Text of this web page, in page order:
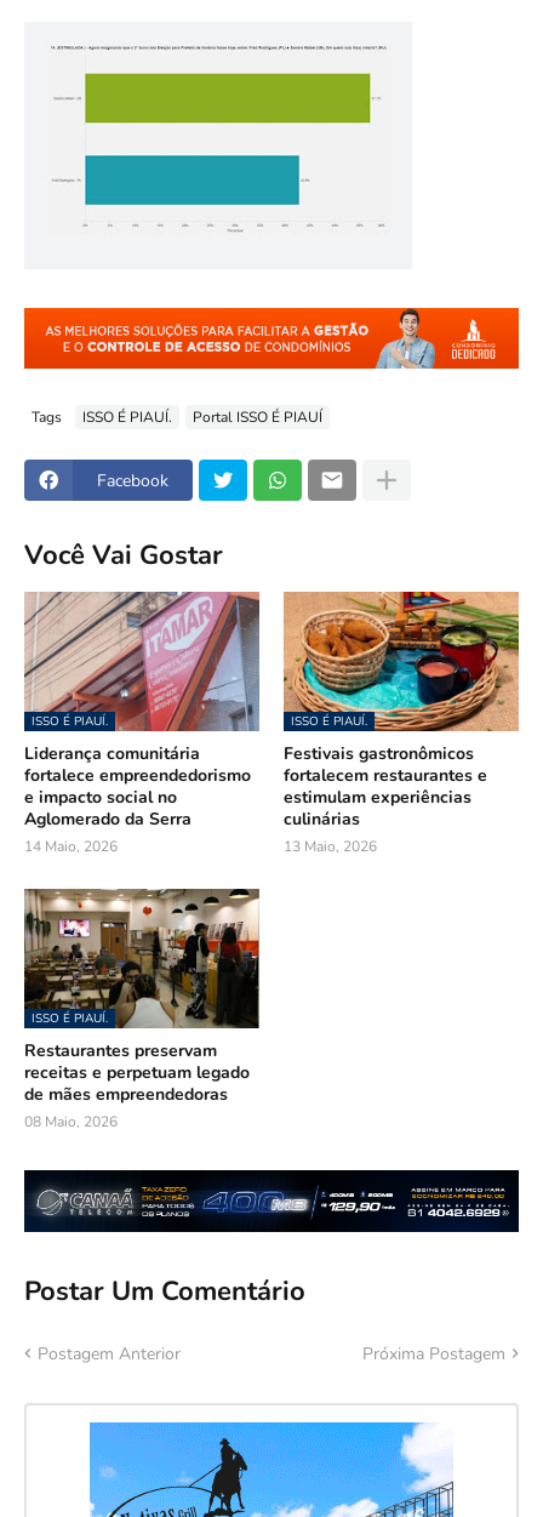
Tags ISSO É PIAUÍ. Portal ISSO É PIAUÍ
Facebook
Você Vai Gostar
ISSO É PIAUÍ.
Liderança comunitária
fortalece empreendedorismo
e impacto social no
Aglomerado da Serra
14 Maio, 2026
ISSO É PIAUÍ.
Festivais gastronômicos
fortalecem restaurantes e
estimulam experiências
culinárias
13 Maio, 2026
ISSO É PIAUÍ.
Restaurantes preservam
receitas e perpetuam legado
de mães empreendedoras
08 Maio, 2026
Postar Um Comentário
Postagem Anterior Próxima Postagem